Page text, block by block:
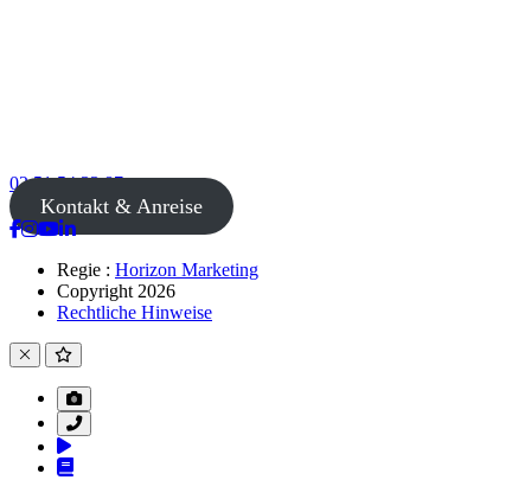
02 51 54 33 87
Kontakt & Anreise
Regie : Horizon Marketing
Copyright 2026
Rechtliche Hinweise